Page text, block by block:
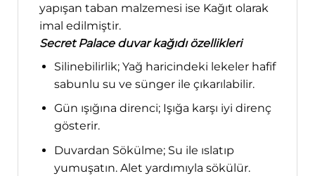
yapışan taban malzemesi ise Kağıt olarak
imal edilmiştir.
Secret Palace duvar kağıdı özellikleri
Silinebilirlik; Yağ haricindeki lekeler hafif
sabunlu su ve sünger ile çıkarılabilir.
Gün ışığına direnci; Işığa karşı iyi direnç
gösterir.
Duvardan Sökülme; Su ile ıslatıp
yumuşatın. Alet yardımıyla sökülür.